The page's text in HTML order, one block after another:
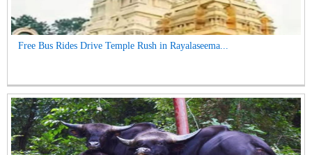
Free Bus Rides Drive Temple Rush in Rayalaseema...